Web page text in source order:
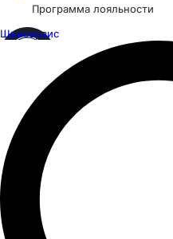
Программа лояльности
Шинсервис